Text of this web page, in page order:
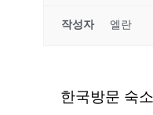
작성자 엘란
한국방문 숙